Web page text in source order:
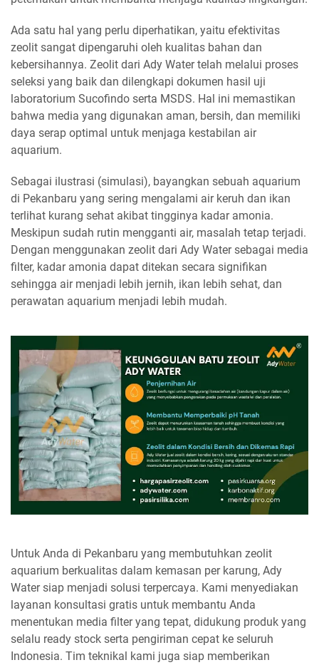
Ada satu hal yang perlu diperhatikan, yaitu efektivitas
zeolit sangat dipengaruhi oleh kualitas bahan dan
kebersihannya. Zeolit dari Ady Water telah melalui proses
seleksi yang baik dan dilengkapi dokumen hasil uji
laboratorium Sucofindo serta MSDS. Hal ini memastikan
bahwa media yang digunakan aman, bersih, dan memiliki
daya serap optimal untuk menjaga kestabilan air
aquarium.
Sebagai ilustrasi (simulasi), bayangkan sebuah aquarium
di Pekanbaru yang sering mengalami air keruh dan ikan
terlihat kurang sehat akibat tingginya kadar amonia.
Meskipun sudah rutin mengganti air, masalah tetap terjadi.
Dengan menggunakan zeolit dari Ady Water sebagai media
filter, kadar amonia dapat ditekan secara signifikan
sehingga air menjadi lebih jernih, ikan lebih sehat, dan
perawatan aquarium menjadi lebih mudah.
Untuk Anda di Pekanbaru yang membutuhkan zeolit
aquarium berkualitas dalam kemasan per karung, Ady
Water siap menjadi solusi terpercaya. Kami menyediakan
layanan konsultasi gratis untuk membantu Anda
menentukan media filter yang tepat, didukung produk yang
selalu ready stock serta pengiriman cepat ke seluruh
Indonesia. Tim teknikal kami juga siap memberikan